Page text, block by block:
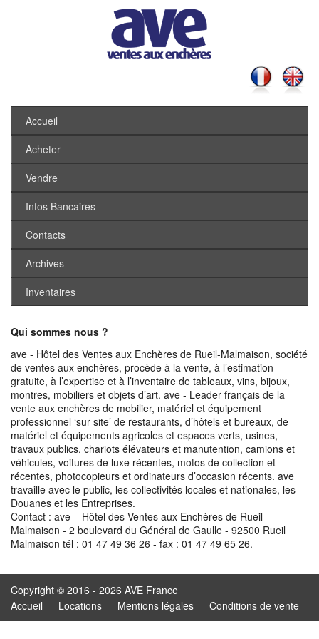
Accueil
Acheter
Vendre
Infos Bancaires
Contacts
Archives
Inventaires
Qui sommes nous ?
ave - Hôtel des Ventes aux Enchères de Rueil-Malmaison, société
de ventes aux enchères, procède à la vente, à l’estimation
gratuite, à l’expertise et à l’inventaire de tableaux, vins, bijoux,
montres, mobiliers et objets d’art. ave - Leader français de la
vente aux enchères de mobilier, matériel et équipement
professionnel ‘sur site’ de restaurants, d’hôtels et bureaux, de
matériel et équipements agricoles et espaces verts, usines,
travaux publics, chariots élévateurs et manutention, camions et
véhicules, voitures de luxe récentes, motos de collection et
récentes, photocopieurs et ordinateurs d’occasion récents. ave
travaille avec le public, les collectivités locales et nationales, les
Douanes et les Entreprises.
Contact : ave – Hôtel des Ventes aux Enchères de Rueil-
Malmaison - 2 boulevard du Général de Gaulle - 92500 Rueil
Malmaison tél : 01 47 49 36 26 - fax : 01 47 49 65 26.
Copyright © 2016 - 2026 AVE France
Accueil
Locations Mentions légales Conditions de vente